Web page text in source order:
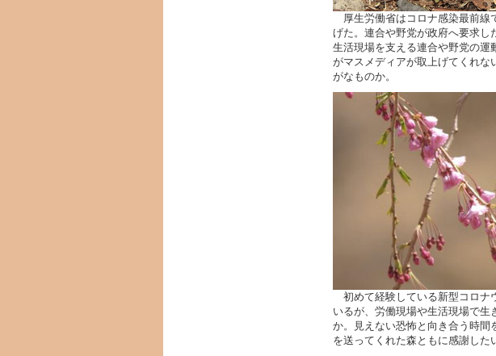
厚生労働省はコロナ感染最前線
げた。連合や野党が政府へ要求し
生活現場を支える連合や野党の運
がマスメディアが取上げてくれな
がなものか。
初めて経験している新型コロナ
いるが、労働現場や生活現場で
か。見えない恐怖と向き合う時間
を送ってくれた森ともに感謝した